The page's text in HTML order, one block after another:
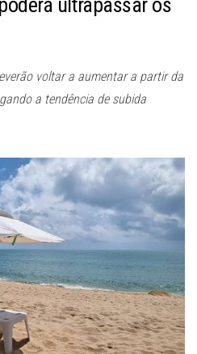
voltar a aumentar a partir da
a tendência de subida